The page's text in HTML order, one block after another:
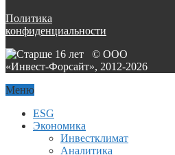
Политика
конфиденциальности
© ООО
«Инвест-Форсайт», 2012-2026
Меню
ESG
Экономика
Инвестклимат
Аналитика